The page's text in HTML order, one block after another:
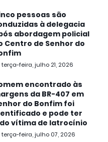
pessoas são
à delegacia
abordagem policial
Centro de Senhor do
terça-feira, julho 21, 2026
encontrado às
da BR-407 em
do Bonfim foi
e pode ter
vítima de latrocínio
terça-feira, julho 07, 2026